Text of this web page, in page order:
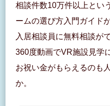
相談件数10万件以上とい
ームの選び方入門ガイド
入居相談員に無料相談が
360度動画でVR施設見学
お祝い金がもらえるのも
か。